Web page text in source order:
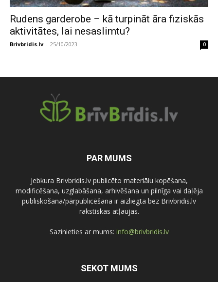
Rudens garderobe – kā turpināt āra fiziskās
aktivitātes, lai nesaslimtu?
Brivbridis.lv - 25/10/2023 0
PAR MUMS
Jebkura Brivbridis.lv publicēto materiālu kopēšana,
modificēšana, uzglabāšana, arhivēšana un pilnīga vai daļēja
publiskošana/pārpublicēšana ir aizliegta bez Brivbridis.lv
rakstiskas atļaujas.
Sazinieties ar mums: info@brivbridis.lv
SEKOT MUMS